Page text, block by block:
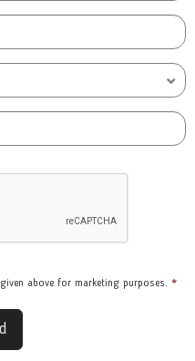
above for marketing purposes. *